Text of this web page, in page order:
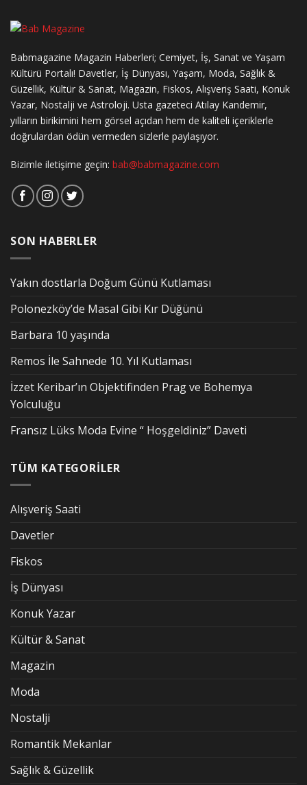
Babmagazine Magazin Haberleri; Cemiyet, İş, Sanat ve Yaşam
Kültürü Portalı! Davetler, İş Dünyası, Yaşam, Moda, Sağlık &
Güzellik, Kültür & Sanat, Magazin, Fiskos, Alışveriş Saati, Konuk
Yazar, Nostalji ve Astroloji. Usta gazeteci Atılay Kandemir,
yılların birikimini hem görsel açıdan hem de kaliteli içeriklerle
doğrulardan ödün vermeden sizlerle paylaşıyor.
Bizimle iletişime geçin: bab@babmagazine.com
SON HABERLER
Yakın dostlarla Doğum Günü Kutlaması
Polonezköy’de Masal Gibi Kır Düğünü
Barbara 10 yaşında
Remos İle Sahnede 10. Yıl Kutlaması
İzzet Keribar’ın Objektifinden Prag ve Bohemya
Yolculuğu
Fransız Lüks Moda Evine “ Hoşgeldiniz” Daveti
TÜM KATEGORİLER
Alışveriş Saati
Davetler
Fiskos
İş Dünyası
Konuk Yazar
Kültür & Sanat
Magazin
Moda
Nostalji
Romantik Mekanlar
Sağlık & Güzellik